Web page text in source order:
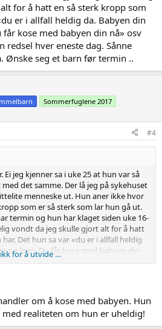
for å hatt en så sterk kropp som
er i allfall heldig da. Babyen din
kose med babyen din nå» osv
redsel hver eneste dag. Sånne
Ønske seg et barn før termin ..
Sommerfuglene 2017
#4
jeg kjenner sa i uke 25 at hun var så
det samme. Der lå jeg på sykehuset
menneske ut. Hun aner ikke hvor
som er så sterk som lar hun gå ut.
termin og hun har klaget siden uke 16-
vondt da jeg skulle gjort alt for å hatt
Det hun sa var «du er i allfall heldig
og liten. Du får kose med babyen din
for å utvide …
om å kose med babyen. Hun
realiteten om hun er uheldig!